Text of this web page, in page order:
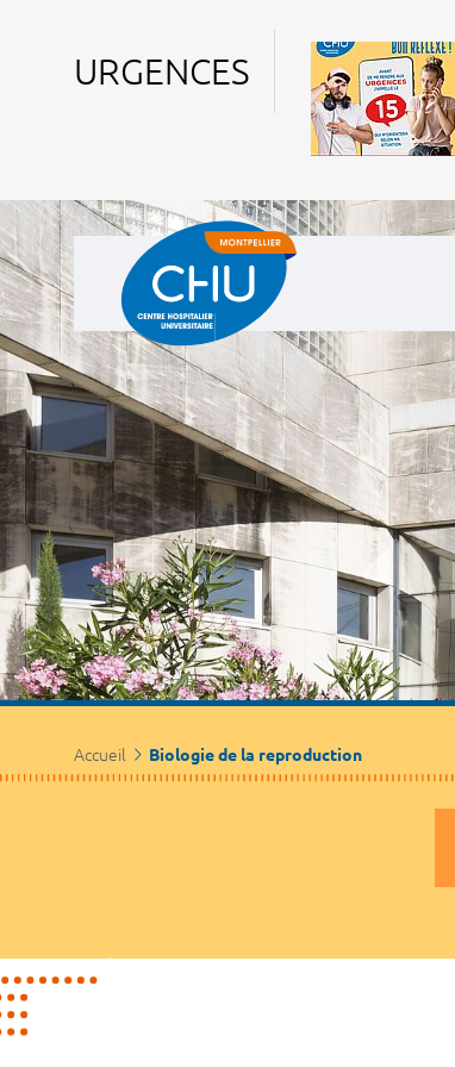
URGENCES
Accueil Biologie de la reproduction